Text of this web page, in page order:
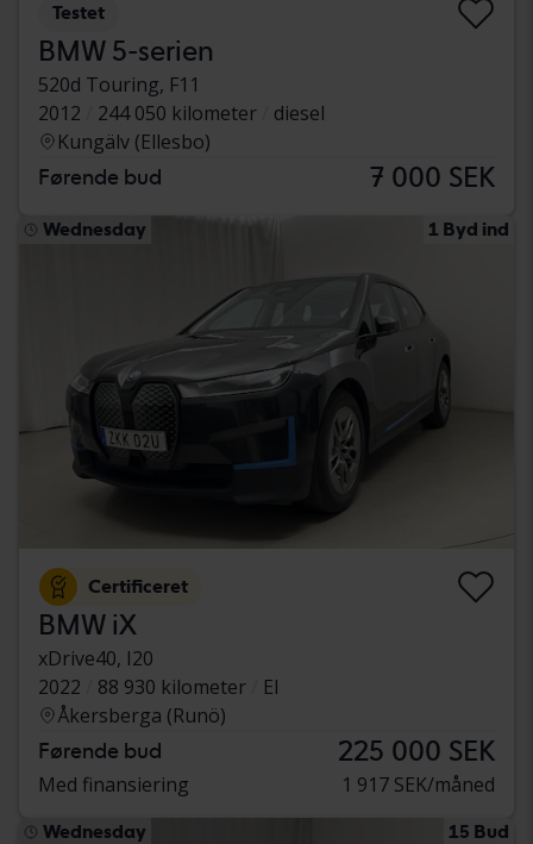
Testet
BMW 5-serien
520d Touring, F11
2012
244 050 kilometer
diesel
Kungälv (Ellesbo)
Førende bud 7 000 SEK
Wednesday 1 Byd ind
Certificeret
BMW iX
xDrive40, I20
2022
88 930 kilometer
El
Åkersberga (Runö)
Førende bud 225 000 SEK
Med finansiering 1 917 SEK/måned
Wednesday 15 Bud